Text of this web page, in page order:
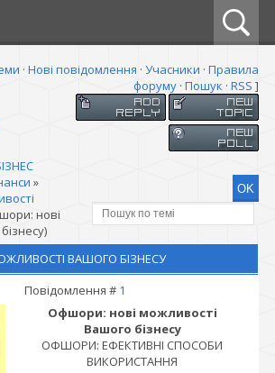
· Нові повідомлення · Учасники · Правила
форуму · Пошук · RSS ]
»
нові
ВАШОГО БІЗНЕСУ
Повідомлення # 1
Офшори: нові можливості
Вашого бізнесу
ОФШОРИ: ЕФЕКТИВНІ СПОСОБИ
ВИКОРИСТАННЯ